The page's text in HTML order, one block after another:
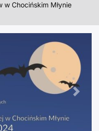
w Chocińskim Młynie